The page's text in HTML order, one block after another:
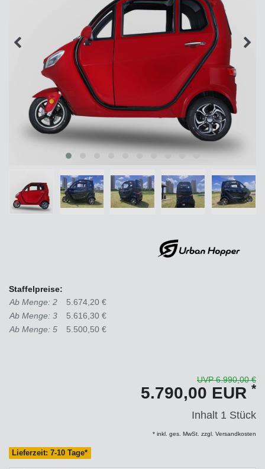
Staffelpreise:
Ab Menge: 2
5.674,20 €
Ab Menge: 3
5.616,30 €
Ab Menge: 5
5.500,50 €
UVP 6.990,00 €
5.790,00 EUR *
Inhalt 1 Stück
* inkl. ges. MwSt. zzgl. Versandkosten
Lieferzeit: 7-10 Tage*